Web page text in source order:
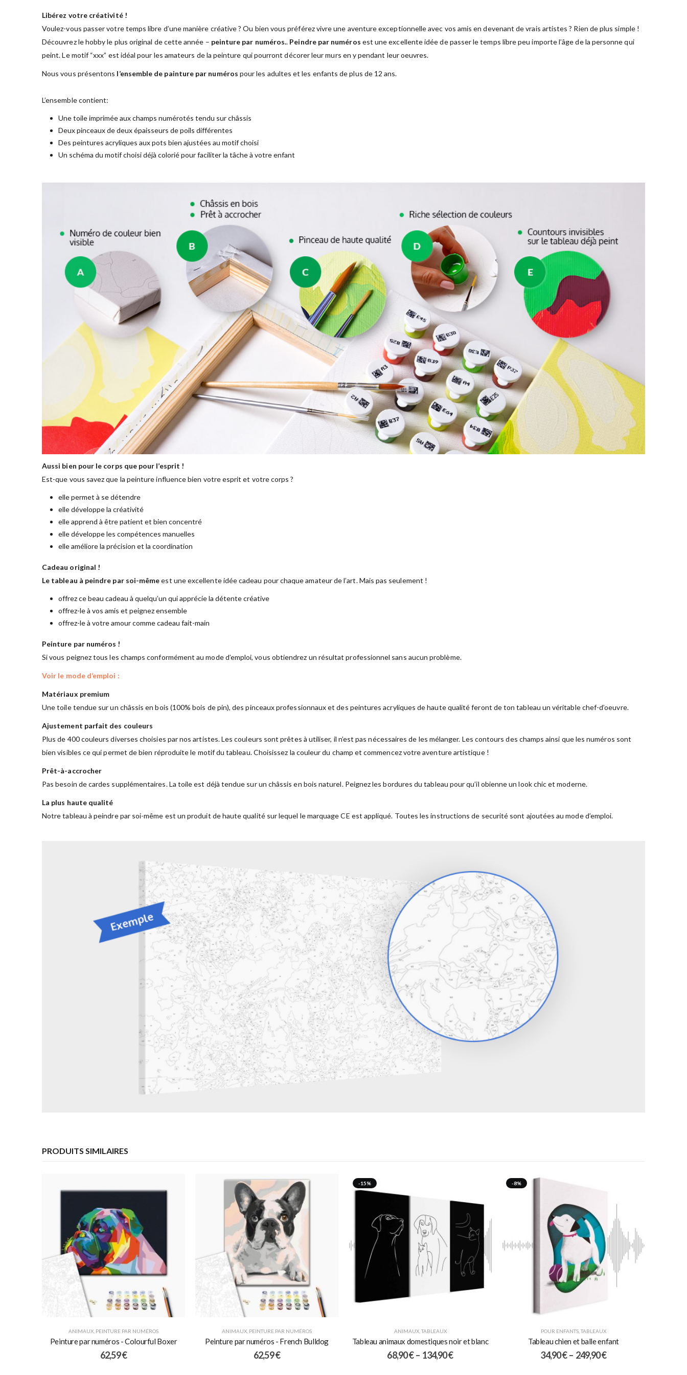
Libérez votre créativité !
Voulez-vous passer votre temps libre d’une manière créative ? Ou bien vous préférez vivre une aventure exceptionnelle avec vos amis en devenant de vrais artistes ? Rien de plus simple !
Découvrez le hobby le plus original de cette année – peinture par numéros.. Peindre par numéros est une excellente idée de passer le temps libre peu importe l’âge de la personne qui
peint. Le motif “xxx” est idéal pour les amateurs de la peinture qui pourront décorer leur murs en y pendant leur oeuvres.
Nous vous présentons l’ensemble de painture par numéros pour les adultes et les enfants de plus de 12 ans.
L’ensemble contient:
Une toile imprimée aux champs numérotés tendu sur châssis
Deux pinceaux de deux épaisseurs de poils différentes
Des peintures acryliques aux pots bien ajustées au motif choisi
Un schéma du motif choisi déjà colorié pour faciliter la tâche à votre enfant
Aussi bien pour le corps que pour l’esprit !
Est-que vous savez que la peinture influence bien votre esprit et votre corps ?
elle permet à se détendre
elle développe la créativité
elle apprend à être patient et bien concentré
elle développe les compétences manuelles
elle améliore la précision et la coordination
Cadeau original !
Le tableau à peindre par soi-mêmeest une excellente idée cadeau pour chaque amateur de l’art. Mais pas seulement !
offrez ce beau cadeau à quelqu’un qui apprécie la détente créative
offrez-le à vos amis et peignez ensemble
offrez-le à votre amour comme cadeau fait-main
Peinture par numéros !
Si vous peignez tous les champs conformément au mode d’emploi, vous obtiendrez un résultat professionnel sans aucun problème.
Voir le mode d’emploi :
Matériaux premium
Une toile tendue sur un châssis en bois (100% bois de pin), des pinceaux professionnaux et des peintures acryliques de haute qualité feront de ton tableau un véritable chef-d’oeuvre.
Ajustement parfait des couleurs
Plus de 400 couleurs diverses choisies par nos artistes. Les couleurs sont prêtes à utiliser, il n’est pas nécessaires de les mélanger. Les contours des champs ainsi que les numéros sont
bien visibles ce qui permet de bien réproduite le motif du tableau. Choisissez la couleur du champ et commencez votre aventure artistique !
Prêt-à-accrocher
Pas besoin de cardes supplémentaires. La toile est déjà tendue sur un châssis en bois naturel. Peignez les bordures du tableau pour qu’il obienne un look chic et moderne.
La plus haute qualité
Notre tableau à peindre par soi-même est un produit de haute qualité sur lequel le marquage CE est appliqué. Toutes les instructions de securité sont ajoutées au mode d’emploi.
PRODUITS SIMILAIRES
ANIMAUX, PEINTURE PAR NUMÉROS
Peinture par numéros - Colourful Boxer
62,59€
ANIMAUX, PEINTURE PAR NUMÉROS
Peinture par numéros - French Bulldog
62,59€
-15%
ANIMAUX,TABLEAUX
Tableau animaux domestiques noir et blanc
68,90€ – 134,90€
-8%
POUR ENFANTS,TABLEAUX
Tableau chien et balle enfant
34,90€ – 249,90€